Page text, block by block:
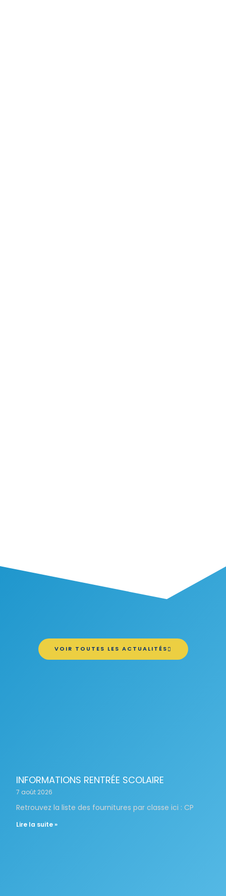
VOIR TOUTES LES ACTUALITÉS
INFORMATIONS RENTRÉE SCOLAIRE
7 août 2026
Retrouvez la liste des fournitures par classe ici : CP
Lire la suite »